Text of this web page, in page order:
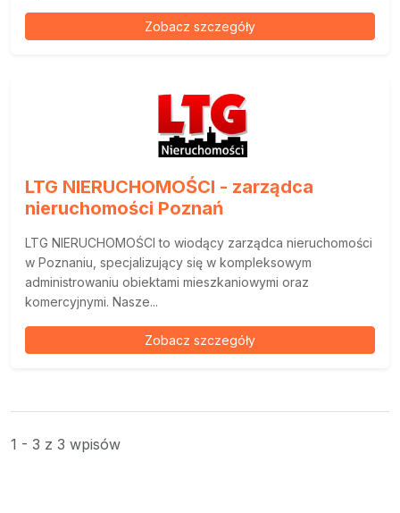
Zobacz szczegóły
LTG NIERUCHOMOŚCI - zarządca
nieruchomości Poznań
LTG NIERUCHOMOŚCI to wiodący zarządca nieruchomości
w Poznaniu, specjalizujący się w kompleksowym
administrowaniu obiektami mieszkaniowymi oraz
komercyjnymi. Nasze...
Zobacz szczegóły
1 - 3 z 3 wpisów